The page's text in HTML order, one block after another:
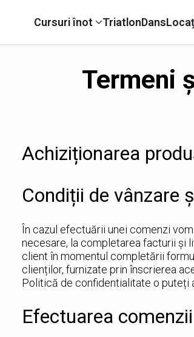
Cursuri înot TriatlonDans
Termeni
Achiziționarea
Condiții de vânzare
În cazul efectuării unei comenzi
necesare, la completarea facturii și
client în momentul completării
clienților, furnizate prin înscrierea
Politică de confidentialitate o puteți
Efectuarea comenzii